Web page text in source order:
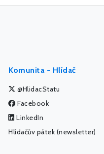
Komunita - Hlídač
@HlidacStatu
Facebook
LinkedIn
Hlídačův pátek (newsletter)